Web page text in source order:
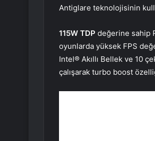
Antiglare teknolojisinin
115W TDP değerine sahip
oyunlarda yüksek FPS
Intel® Akıllı Bellek ve 10
çalışarak turbo boost